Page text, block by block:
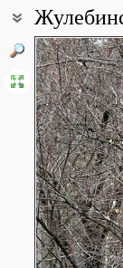
Координаты:
55° 41′
Описание точки:
Все